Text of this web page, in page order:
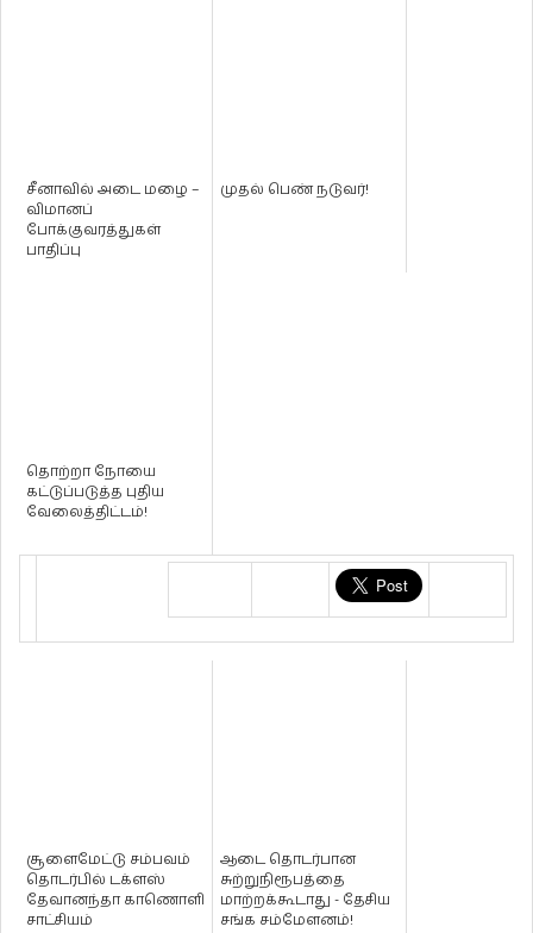
சீனாவில் அடை மழை –
விமானப்
போக்குவரத்துகள்
பாதிப்பு
முதல் பெண் நடுவர்!
தொற்றா நோயை
கட்டுப்படுத்த புதிய
வேலைத்திட்டம்!
சூளைமேட்டு சம்பவம்
தொடர்பில் டக்ளஸ்
தேவானந்தா காணொளி
சாட்சியம்
ஆடை தொடர்பான
சுற்றுநிரூபத்தை
மாற்றக்கூடாது - தேசிய
சங்க சம்மேளனம்!